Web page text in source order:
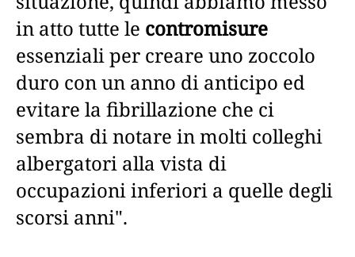
in atto tutte le contromisure
essenziali per creare uno zoccolo
duro con un anno di anticipo ed
evitare la fibrillazione che ci
sembra di notare in molti colleghi
albergatori alla vista di
occupazioni inferiori a quelle degli
scorsi anni".